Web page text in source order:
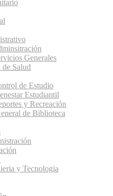
Generales
de Salud
de Estudio
Estudiantil
y Recreación
de Biblioteca
y Tecnologia